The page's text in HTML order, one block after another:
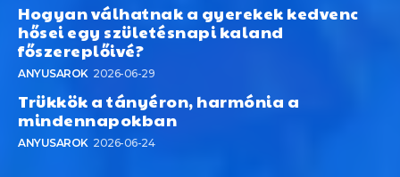
Hogyan válhatnak a gyerekek kedvenc
hősei egy születésnapi kaland
főszereplőivé?
ANYUSAROK 2026-06-29
Trükkök a tányéron, harmónia a
mindennapokban
ANYUSAROK 2026-06-24